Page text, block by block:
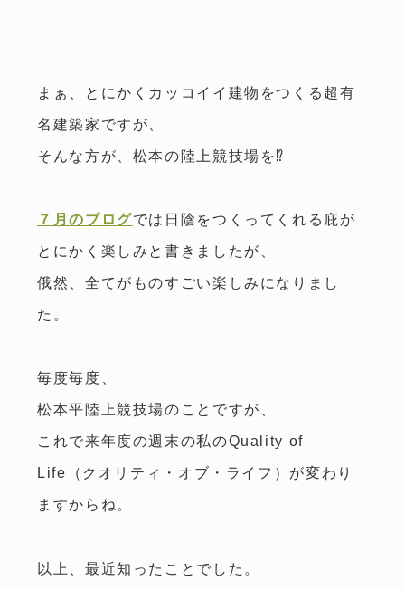
CEDAR 注文住宅
リフォーム・不動産
トップ
私たちのこだわり
施工事例
暮らしのコラム
よくある質問
スタッフ紹介
会社概要・アクセス
イベント情報
お問い合わせ
株式会社 林友 / 建築事業部
〒390-0841
FAX.0263-50-8133
まぁ、とにかくカッコイイ建物をつくる超有
名建築家ですが、
そんな方が、松本の陸上競技場を⁉
７月のブログでは日陰をつくってくれる庇が
とにかく楽しみと書きましたが、
俄然、全てがものすごい楽しみになりまし
た。
毎度毎度、
松本平陸上競技場のことですが、
これで来年度の週末の私のQuality of
Life（クオリティ・オブ・ライフ）が変わり
ますからね。
以上、最近知ったことでした。